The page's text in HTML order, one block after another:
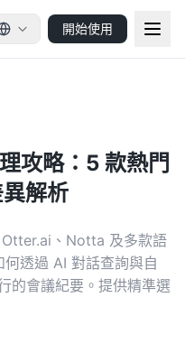
開始使用
攻略：5 款熱門
解析
、Notta 及多款語
透過 AI 對話查詢與自
的會議紀要。提供精準選